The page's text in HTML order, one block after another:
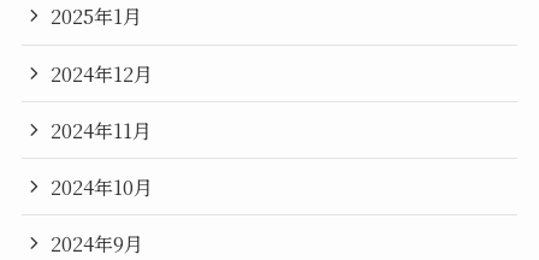
2025年1月
2024年12月
2024年11月
2024年10月
2024年9月